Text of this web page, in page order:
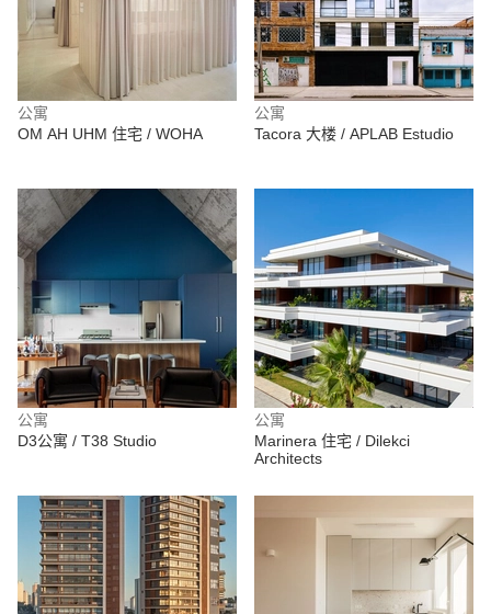
公寓
OM AH UHM 住宅 / WOHA
公寓
Tacora 大楼 / APLAB Estudio
公寓
D3公寓 / T38 Studio
公寓
Marinera 住宅 / Dilekci
Architects